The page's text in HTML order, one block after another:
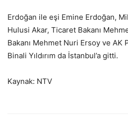
Erdoğan ile eşi Emine Erdoğan,
Hulusi Akar, Ticaret Bakanı
Bakanı Mehmet Nuri Ersoy ve AK
Binali Yıldırım da İstanbul’a gitti.
Kaynak: NTV